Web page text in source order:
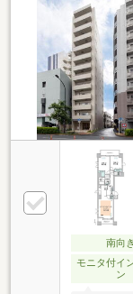
環境・練
290m)・
まい探
細・ご相
南向き
モニタ付イ
ン